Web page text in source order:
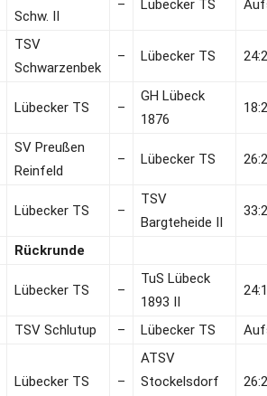
Schw. II
– Lübecker TS
TSV
Schwarzenbek
– Lübecker TS
Lübecker TS –
GH Lübeck
1876
SV Preußen
Reinfeld
– Lübecker TS
Lübecker TS –
TSV
Bargteheide II
Rückrunde
Lübecker TS –
TuS Lübeck
1893 II
TSV Schlutup – Lübecker TS
Lübecker TS –
ATSV
Stockelsdorf